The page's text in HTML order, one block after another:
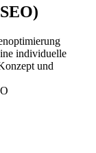
individuelle
und